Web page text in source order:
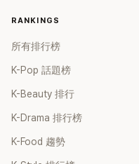
RANKINGS
所有排行榜
K-Pop 話題榜
K-Beauty 排行
K-Drama 排行榜
K-Food 趨勢